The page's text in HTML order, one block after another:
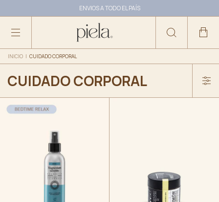
ENVIOS A TODO EL PAÍS
10% OFF ABONANDO CON TRANSFERENCIA
INICIO | CUIDADO CORPORAL
CUIDADO CORPORAL